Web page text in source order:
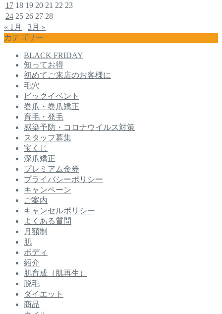
17 18 19 20 21 22 23
24 25 26 27 28
« 1月
3月 »
カテゴリー
BLACK FRIDAY
知ってお得
初めてご来店のお客様に
毛穴
ビックイベント
巻爪・巻爪矯正
育毛・発毛
感染予防・コロナウイルス対策
スタッフ募集
宝くじ
深爪矯正
プレミアム金券
プライバシーポリシー
キャンペーン
ご案内
キャンセルポリシー
よくある質問
月額制
肌
ボディ
紹介
肌育成（肌再生）
脱毛
ダイエット
商品